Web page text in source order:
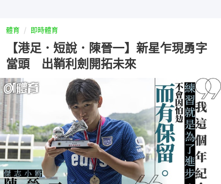
體育 即時體育
【港足．短說．陳晉一】新星乍現勇字
當頭 出鞘利劍開拓未來